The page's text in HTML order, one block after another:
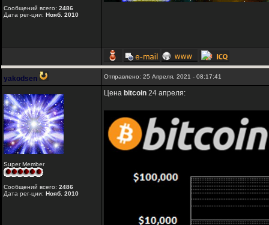
Сообщений всего: 2486
Дата рег-ции: Нояб. 2010
yakodsen Отправлено: 25 Апреля, 2021 - 08:17:41
Super Member
Сообщений всего: 2486
Дата рег-ции: Нояб. 2010
Цена bitcoin 24 апреля: